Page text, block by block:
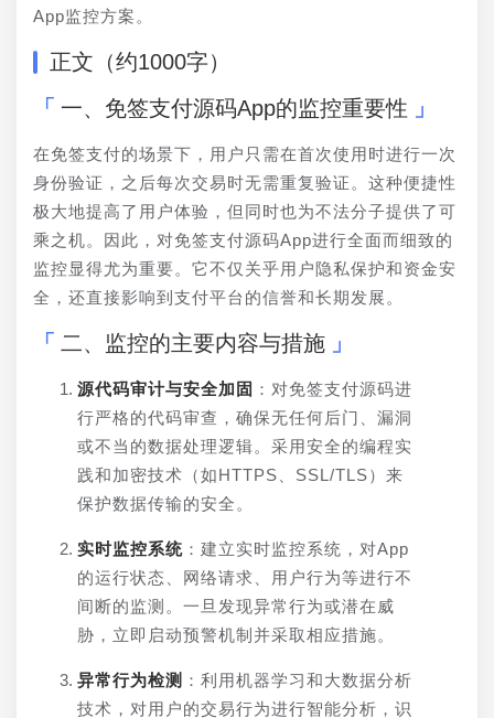
App监控方案。
正文（约1000字）
一、免签支付源码App的监控重要性
在免签支付的场景下，用户只需在首次使用时进行一次
身份验证，之后每次交易时无需重复验证。这种便捷性
极大地提高了用户体验，但同时也为不法分子提供了可
乘之机。因此，对免签支付源码App进行全面而细致的
监控显得尤为重要。它不仅关乎用户隐私保护和资金安
全，还直接影响到支付平台的信誉和长期发展。
二、监控的主要内容与措施
源代码审计与安全加固 ：对免签支付源码进
行严格的代码审查，确保无任何后门、漏洞
或不当的数据处理逻辑。采用安全的编程实
践和加密技术（如HTTPS、SSL/TLS）来
保护数据传输的安全。
实时监控系统 ：建立实时监控系统，对App
的运行状态、网络请求、用户行为等进行不
间断的监测。一旦发现异常行为或潜在威
胁，立即启动预警机制并采取相应措施。
异常行为检测 ：利用机器学习和大数据分析
技术，对用户的交易行为进行智能分析，识